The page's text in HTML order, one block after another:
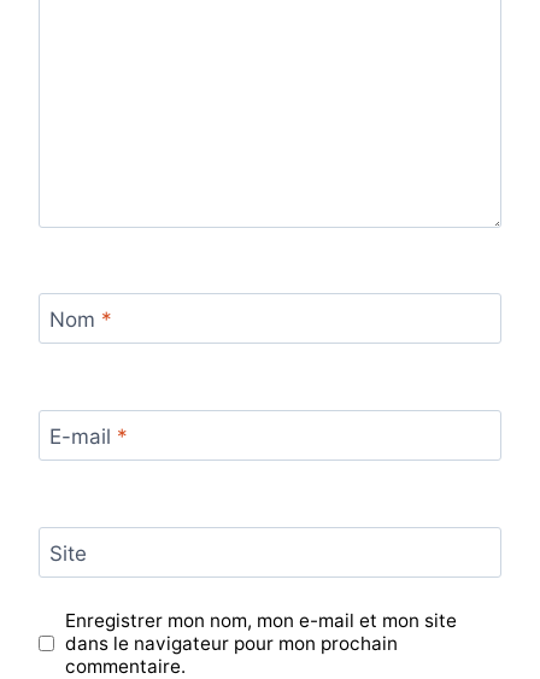
Nom *
E-mail *
Site
Enregistrer mon nom, mon e-mail et mon site
dans le navigateur pour mon prochain
commentaire.